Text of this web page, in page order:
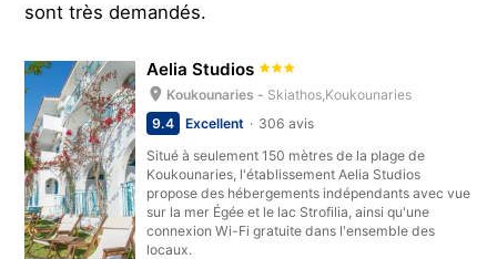
sont très demandés.
Aelia Studios
Koukounaries - Skiathos,Koukounaries
9.4
Excellent
306 avis
Situé à seulement 150 mètres de la plage de
Koukounaries, l'établissement Aelia Studios
propose des hébergements indépendants avec vue
sur la mer Égée et le lac Strofilia, ainsi qu'une
connexion Wi-Fi gratuite dans l'ensemble des
locaux.